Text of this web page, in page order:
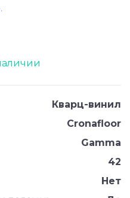
Кварц-винил
Cronafloor
Gamma
42
Нет